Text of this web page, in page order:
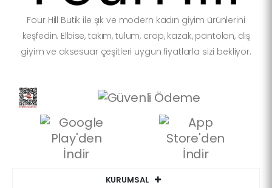
Four Hill Butik ile şık ve modern kadın giyim ürünlerini
keşfedin. Elbise, takım, tulum, crop, kazak, pantolon, dış
giyim ve aksesuar çeşitleri uygun fiyatlarla sizi bekliyor.
KURUMSAL